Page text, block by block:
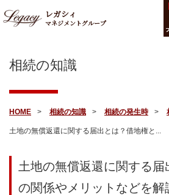
レガシィ
マネジメントグループ
相続の知識
HOME 相続の知識 相続の発生時
土地の無償返還に関する届出とは？借地権と...
土地の無償返還に関する届
の関係やメリットなどを解